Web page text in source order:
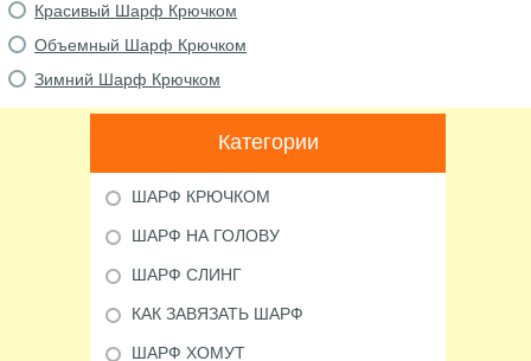
Красивый Шарф Крючком
Объемный Шарф Крючком
Зимний Шарф Крючком
Категории
ШАРФ КРЮЧКОМ
ШАРФ НА ГОЛОВУ
ШАРФ СЛИНГ
КАК ЗАВЯЗАТЬ ШАРФ
ШАРФ ХОМУТ